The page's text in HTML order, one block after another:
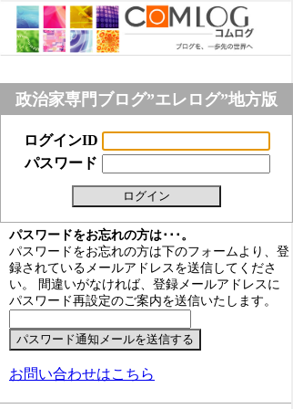
政治家専門ブログ”エレログ”地方版
ログインID
パスワード
パスワードをお忘れの方は･･･。
パスワードをお忘れの方は下のフォームより、登
録されているメールアドレスを送信してくださ
い。 間違いがなければ、登録メールアドレスに
パスワード再設定のご案内を送信いたします。
お問い合わせはこちら